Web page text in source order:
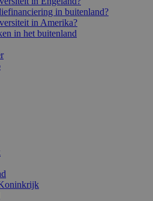
in buitenland?
in Amerika?
in het buitenland